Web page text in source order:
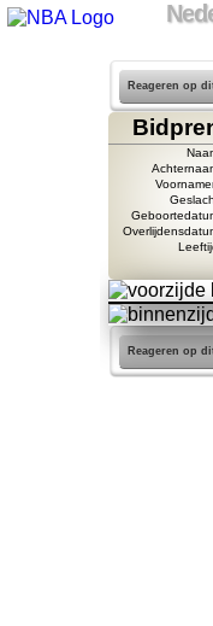
Reageren op
Reageren op